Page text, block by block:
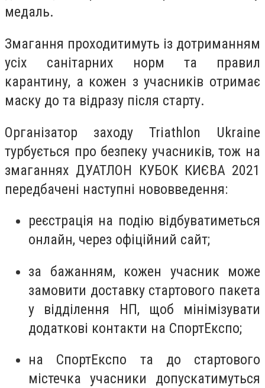
медаль.
Змагання проходитимуть із дотриманням
усіх санітарних норм та правил
карантину, а кожен з учасників отримає
маску до та відразу після старту.
Організатор заходу Triathlon Ukraine
турбується про безпеку учасників, тож на
змаганнях ДУАТЛОН КУБОК КИЄВА 2021
передбачені наступні нововведення:
реєстрація на подію відбуватиметься
онлайн, через офіційний сайт;
за бажанням, кожен учасник може
замовити доставку стартового пакета
у відділення НП, щоб мінімізувати
додаткові контакти на СпортЕкспо;
на СпортЕкспо та до стартового
містечка учасники допускатимуться